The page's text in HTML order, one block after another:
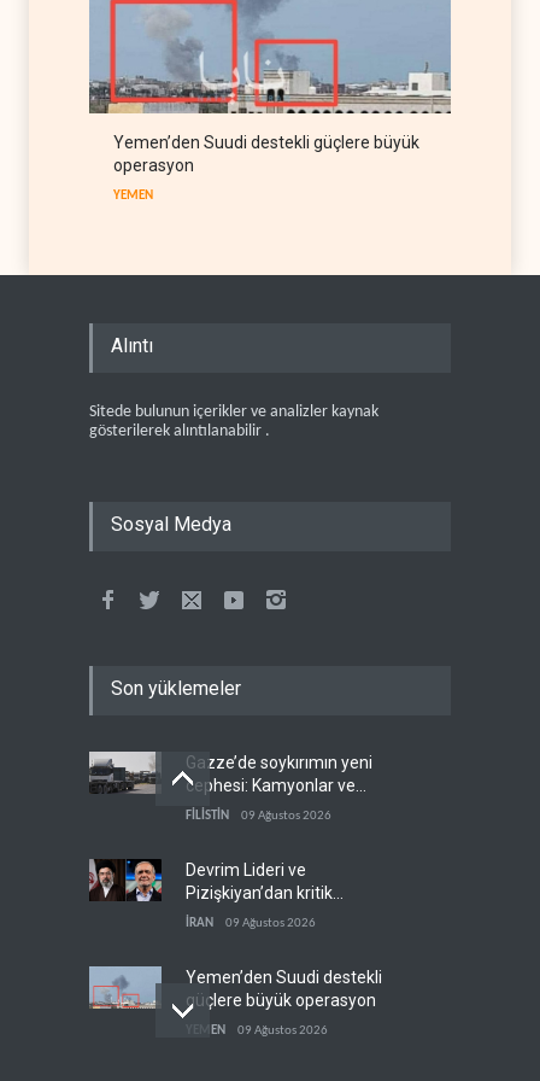
Yemen’den Suudi destekli güçlere büyük
operasyon
YEMEN
Alıntı
Sitede bulunun içerikler ve analizler kaynak
gösterilerek alıntılanabilir .
Sosyal Medya
Son yüklemeler
Gazze’de soykırımın yeni
cephesi: Kamyonlar ve
sürücüler de hedefte
FİLİSTİN 09 Ağustos 2026
Devrim Lideri ve
Pizişkiyan’dan kritik
görüşme
İRAN 09 Ağustos 2026
Yemen’den Suudi destekli
güçlere büyük operasyon
YEMEN 09 Ağustos 2026